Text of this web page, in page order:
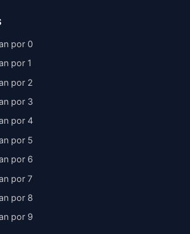
por 0
por 1
por 2
por 3
por 4
por 5
por 6
por 7
por 8
por 9